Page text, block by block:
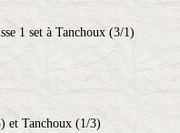
1 set à Tanchoux (3/1)
et Tanchoux (1/3)